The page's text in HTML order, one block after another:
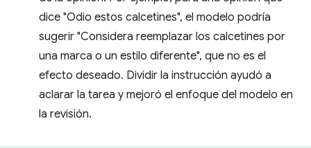
dice "Odio estos calcetines", el modelo podría
sugerir "Considera reemplazar los calcetines por
una marca o un estilo diferente", que no es el
efecto deseado. Dividir la instrucción ayudó a
aclarar la tarea y mejoró el enfoque del modelo en
la revisión.